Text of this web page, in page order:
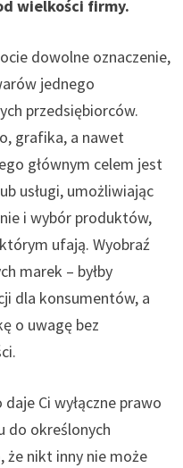
wielkości firmy.
dowolne oznaczenie,
jednego
przedsiębiorców.
grafika, a nawet
głównym celem jest
usługi, umożliwiając
i wybór produktów,
ufają. Wyobraź
marek – byłby
dla konsumentów, a
o uwagę bez
Ci wyłączne prawo
do określonych
że nikt inny nie może